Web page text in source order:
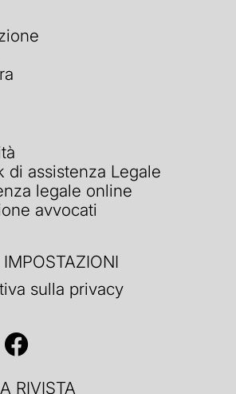
di assistenza Legale
legale online
avvocati
IMPOSTAZIONI
sulla privacy
RIVISTA